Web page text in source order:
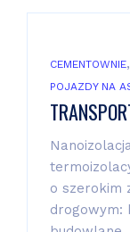
CEMENTOWNIE,
POJAZDY NA
o szerokim
drogowym: